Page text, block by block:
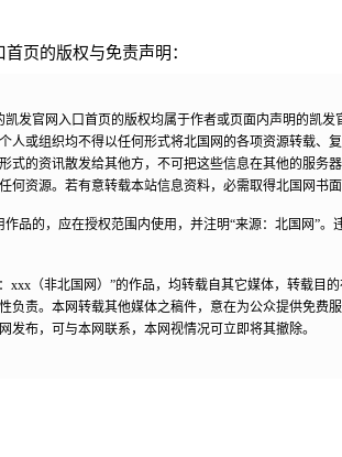
页的版权与免责声明：
凯发官网入口首页的版权均属于作者或页面内声明的凯
人或组织均不得以任何形式将北国网的各项资源转载、
式的资讯散发给其他方，不可把这些信息在其他的服务
何资源。若有意转载本站信息资料，必需取得北国网书
作品的，应在授权范围内使用，并注明“来源：北国网”
xxx（非北国网）”的作品，均转载自其它媒体，转载目
负责。本网转载其他媒体之稿件，意在为公众提供免费
发布，可与本网联系，本网视情况可立即将其撤除。